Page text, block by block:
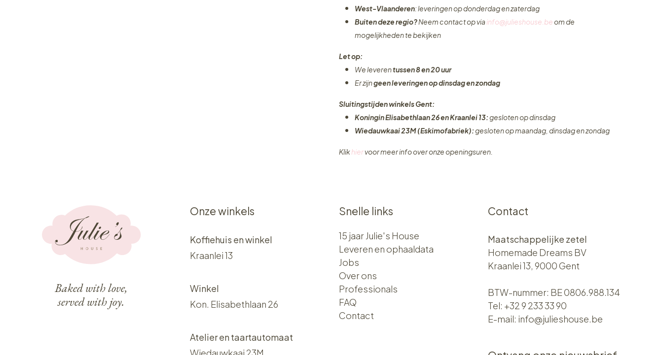
West-Vlaanderen: leveringen op donderdag en zaterdag
Buiten deze regio?Neem contact op via info@julieshouse.beom de
mogelijkheden te bekijken
Let op:
We leverentussen 8 en 20 uur
Er zijngeen leveringenop dinsdag en zondag
Sluitingstijden winkels Gent:
Koningin Elisabethlaan 26 en Kraanlei 13:gesloten op dinsdag
Wiedauwkaai 23M (Eskimofabriek):gesloten op maandag, dinsdag en zondag
Klikhiervoor meer info over onze openingsuren.
Baked with love,
served with joy.
Onze winkels
Koffiehuis en winkel
Kraanlei 13
Winkel
Kon. Elisabethlaan 26
Atelier en taartautomaat
Snelle links
15 jaar Julie's House
Leveren en ophaaldata
Jobs
Over ons​​
Professionals
FAQ
Contact
Contact
Maatschappelijke zetel
Homemade Dreams BV
Kraanlei 13, 9000 Gent
BTW-nummer: BE 0806.988.134
Tel: +32 9 233 33 90
E-mail: info@julieshouse.be